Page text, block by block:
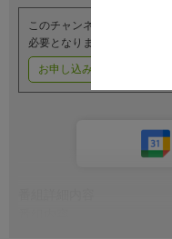
このチャンネルのご視聴に
必要となります。
お申し込みはこちら